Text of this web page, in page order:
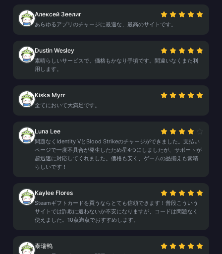
Алексей Зеелиг
あらゆるアプリのチャージに最適な、最高のサイトです。
Dustin Wesley
素晴らしいサービスで、価格もかなり手頃です。間違いなくまた利
用します。
Kiska Myrr
全てにおいて大満足です。
Luna Lee
問題なくIdentity VとBlood Strikeのチャージができました。支払い
ページで一度不具合が発生したため星4つにしましたが、サポートが
超迅速に対応してくれました。価格も安く、ゲームの品揃えも素晴
らしいです！
Kaylee Flores
Steamギフトカードを買うならとても信頼できます！普段こういう
サイトでは詐欺に遭わないか不安になりますが、コードは問題なく
使えました。10点満点でおすすめします。
泰瑞鸭